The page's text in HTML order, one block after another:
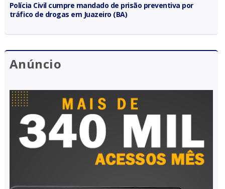
Polícia Civil cumpre mandado de prisão preventiva por
tráfico de drogas em Juazeiro (BA)
Anúncio